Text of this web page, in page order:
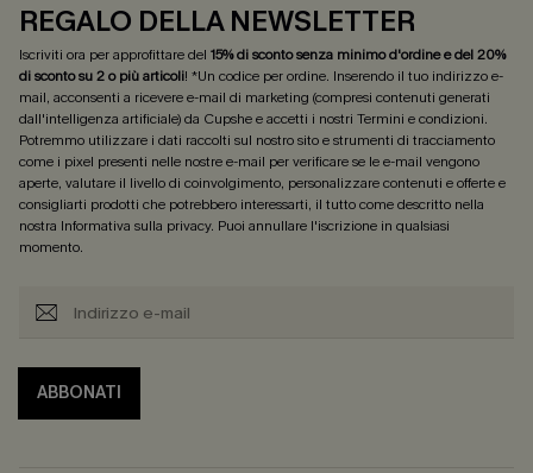
REGALO DELLA NEWSLETTER
Iscriviti ora per approfittare del 15% di sconto senza minimo d'ordine e del 20%
di sconto su 2 o più articoli! *Un codice per ordine. Inserendo il tuo indirizzo e-
mail, acconsenti a ricevere e-mail di marketing (compresi contenuti generati
dall'intelligenza artificiale) da Cupshe e accetti i nostri Termini e condizioni.
Potremmo utilizzare i dati raccolti sul nostro sito e strumenti di tracciamento
come i pixel presenti nelle nostre e-mail per verificare se le e-mail vengono
aperte, valutare il livello di coinvolgimento, personalizzare contenuti e offerte e
consigliarti prodotti che potrebbero interessarti, il tutto come descritto nella
nostra Informativa sulla privacy. Puoi annullare l'iscrizione in qualsiasi
momento.
ABBONATI